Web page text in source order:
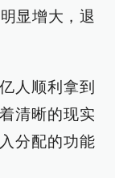
显增大，退
人顺利拿到
清晰的现实
分配的功能